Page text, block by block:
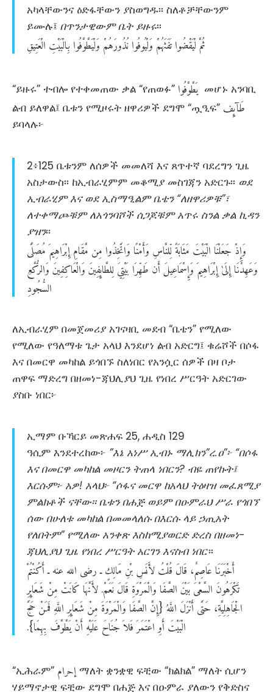
አካላቸውንና ዕድፋቸውን ያስወግዱ፡፡ ስለቶቻቸውንም
ይሙሉ፤ በጥንታዊውም ቤት ይዙሩ፡፡
ثُمَّلْيَقْضُواتَفَثَهُمْوَلْيُوفُوانُذُورَهُمْوَلْيَطَّوَّفُوابِالْبَيْتِالْعَتِيقِ
“ይዙሩ” ተብሎ የተቀመጠው ቃል “የጠወፉ” يَطَّوَّفُوا መሆኑ አንባቢ
ልብ ይለዋል፤ ቤቱን የሚዞሩት ዘዋሪዎች ደግሞ “ጧዒፍ” طَآئِف
ይባላሉ፦
2፥125 ቤቱንም ለሰዎች መመለሻ እና ጸጥተኛ ባደረግን ጊዜ
አስታውስ፡፡ ከኢብራሂምም መቆሚያ መስገጃን አድርጉ፡፡ ወደ
ኢብራሂም እና ወደ ኢስማዒልም ቤቴን “ለዘዋሪዎቹ”፣
ለተቀማጮቹም ለአጎንባሾች ሰጋጆቹም አጥሩ ስንል ቃል ኪዳን
ያዝን፡፡
وَإِذْجَعَلْنَاالْبَيْتَمَثَابَةًلِّلنَّاسِوَأَمْنًاوَاتَّخِذُوامِنمَّقَامِإِبْرَاهِيمَمُصَلًّى
وَعَهِدْنَاإِلَىٰإِبْرَاهِيمَوَإِسْمَاعِيلَأَنطَهِّرَابَيْتِيَلِلطَّائِفِينَوَالْعَاكِفِينَوَالرُّكَّعِ
السُّجُودِ
ለኢብራሂም በመጀመሪያ አገናዛቢ መደብ “ቤቴን” የሚለው
የሚለው የዓለማቱ ጌታ አላህ እንደሆነ ልብ አድርግ፤ ቁሬሾች በሶፋ
እና በመርዋ መካከል ይጎበኙ ስለነበር የአንሷር ሰዎች በዛ ቦታ
ጠዋፍ ማድረግ በዘመነ-ጃህሊያህ ጊዜ የነበረ ሥርዓት አድርገው
ያስቡ ነበር፦
ኢማም ቡኻርይ መጽሐፍ 25, ሐዲስ 129
ዓሲም እንደተረከው፦ ”እኔ አነሥ ኢብኑ ማሊክን”ረ.ዐ”፦ “በሶፋ
እና በመርዋ መካከል መዞርን ትጠላ ነበርን? ብዬ ጠየኩት፤
እርሱም፦ አዎ! አላህ፦ “ሶፋና መርዋ ከአላህ ትዕዛዝ መፈጸሚያ
ምልክቶች ናቸው፡፡ ቤቱን በሐጅ ወይም በዑምራህ ሥራ የጎበኘ
ሰው በሁለቱ መካከል በመመላለሱ በእርሱ ላይ ኃጢአት
የለበትም” የሚለው አንቀጽ እስከሚያወርድ ድረስ በዘመነ-
ጃህሊያህ ጊዜ የነበረ ሥርዓት አርገን እናስብ ነበር።
أَخْبَرَنَاعَاصِمٌ،قَالَقُلْتُلأَنَسِبْنِمَالِكٍـرضىاللهعنهـأَكُنْتُمْ
تَكْرَهُونَالسَّعْىَبَيْنَالصَّفَاوَالْمَرْوَةِقَالَنَعَمْ‏.‏ لأَنَّهَاكَانَتْمِنْشَعَائِرِ
الْجَاهِلِيَّةِ،حَتَّىأَنْزَلَاللَّهُ‏{‏إِنَّالصَّفَاوَالْمَرْوَةَمِنْشَعَائِرِاللَّهِفَمَنْحَجَّ
الْبَيْتَأَوِاعْتَمَرَفَلاَجُنَاحَعَلَيْهِأَنْيَطَّوَّفَبِهِمَا‏}‌‏.‏
“ኢሕራም” إحرام ማለት ቋንቋዊ ፍቺው “ክልክል” ማለት ሲሆን
ሃይማኖታዊ ፍቺው ደግሞ በሐጅ እና በዑምራ ያለውን የቅድስና